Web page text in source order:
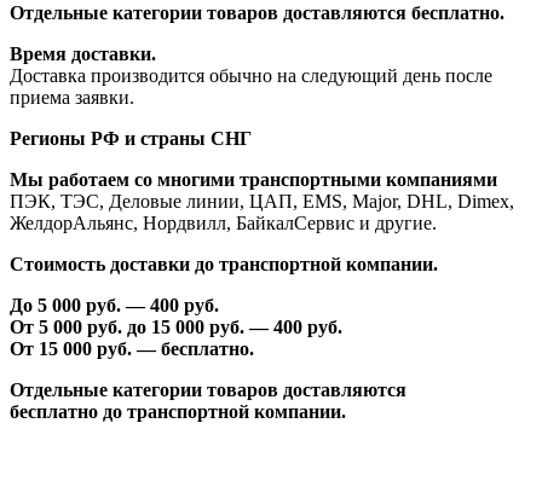
Отдельные категории товаров доставляются бесплатно.
Время доставки.
Доставка производится обычно на следующий день после
приема заявки.
Регионы РФ и страны СНГ
Мы работаем со многими транспортными компаниями
ПЭК, ТЭС, Деловые линии, ЦАП, EMS, Major, DHL, Dimex,
ЖелдорАльянс, Нордвилл, БайкалСервис и другие.
Стоимость доставки до транспортной компании.
До 5 000 руб. —400 руб.
От 5 000 руб. до 15 000 руб. —400 руб.
От 15 000 руб. — бесплатно.
Отдельные категории товаров доставляются
бесплатно до транспортной компании.